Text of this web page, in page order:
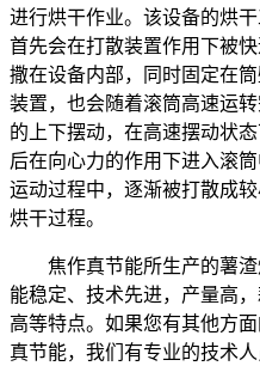
进行烘干作业。该设备的烘
首先会在打散装置作用下被
撒在设备内部，同时固定在
装置，也会随着滚筒高速运
的上下摆动，在高速摆动状
后在向心力的作用下进入滚
运动过程中，逐渐被打散成
烘干过程。
焦作真节能所生产的薯渣
能稳定、技术先进，产量高
高等特点。如果您有其他方
真节能，我们有专业的技术